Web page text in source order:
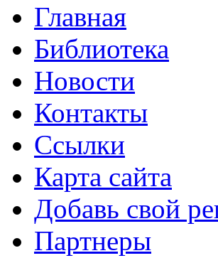
Главная
Библиотека
Новости
Контакты
Ссылки
Карта сайта
Добавь свой
Партнеры